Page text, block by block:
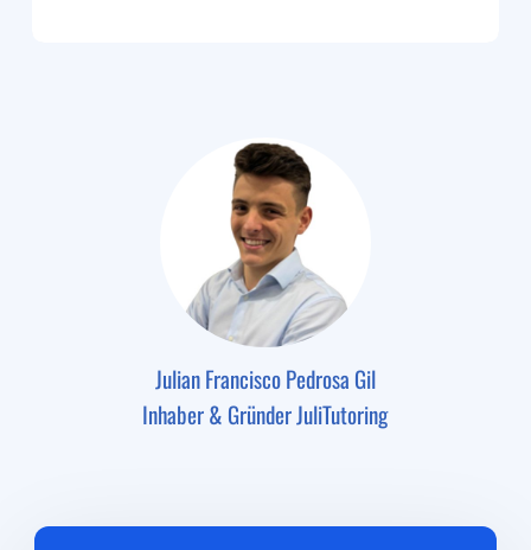
Julian Francisco Pedrosa Gil
Inhaber & Gründer JuliTutoring